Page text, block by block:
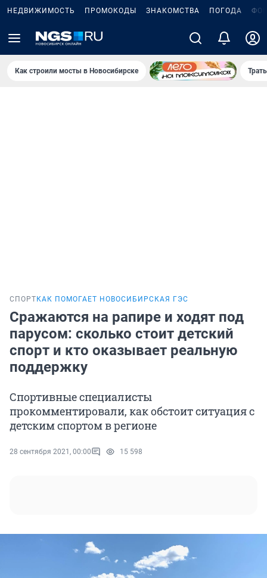
НЕДВИЖИМОСТЬ ПРОМОКОДЫ ЗНАКОМСТВА ПОГОДА
Как строили мосты в Новосибирске
СПОРТ КАК ПОМОГАЕТ НОВОСИБИРСКАЯ ГЭС
Сражаются на рапире и ходят под
парусом: сколько стоит детский
спорт и кто оказывает реальную
поддержку
Спортивные специалисты
прокомментировали, как обстоит ситуация с
детским спортом в регионе
28 сентября 2021, 00:00 15 598